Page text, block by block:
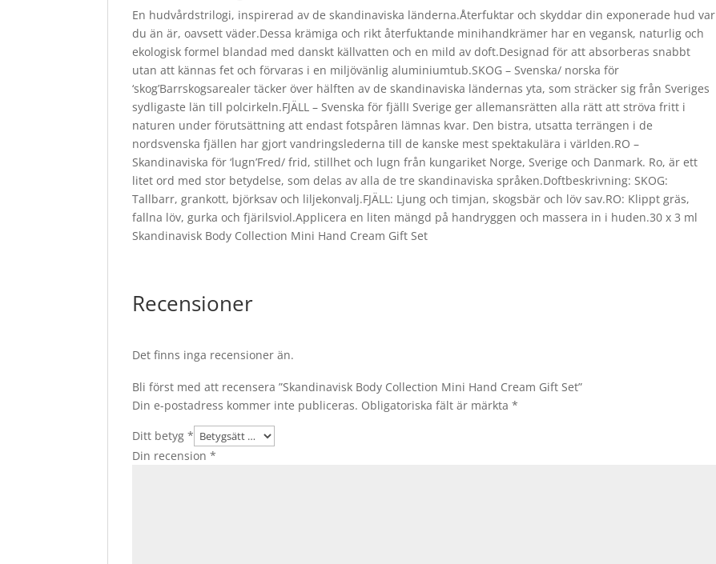
En hudvårdstrilogi, inspirerad av de skandinaviska länderna.Återfuktar och skyddar din exponerade hud var
du än är, oavsett väder.Dessa krämiga och rikt återfuktande minihandkrämer har en vegansk, naturlig och
ekologisk formel blandad med danskt källvatten och en mild av doft.Designad för att absorberas snabbt
utan att kännas fet och förvaras i en miljövänlig aluminiumtub.SKOG – Svenska/ norska för
‘skog’Barrskogsarealer täcker över hälften av de skandinaviska ländernas yta, som sträcker sig från Sveriges
sydligaste län till polcirkeln.FJÄLL – Svenska för fjällI Sverige ger allemansrätten alla rätt att ströva fritt i
naturen under förutsättning att endast fotspåren lämnas kvar. Den bistra, utsatta terrängen i de
nordsvenska fjällen har gjort vandringslederna till de kanske mest spektakulära i världen.RO –
Skandinaviska för ‘lugn’Fred/ frid, stillhet och lugn från kungariket Norge, Sverige och Danmark. Ro, är ett
litet ord med stor betydelse, som delas av alla de tre skandinaviska språken.Doftbeskrivning: SKOG:
Tallbarr, grankott, björksav och liljekonvalj.FJÄLL: Ljung och timjan, skogsbär och löv sav.RO: Klippt gräs,
fallna löv, gurka och fjärilsviol.Applicera en liten mängd på handryggen och massera in i huden.30 x 3 ml
Skandinavisk Body Collection Mini Hand Cream Gift Set
Recensioner
Det finns inga recensioner än.
Bli först med att recensera ”Skandinavisk Body Collection Mini Hand Cream Gift Set”
Din e-postadress kommer inte publiceras. Obligatoriska fält är märkta*
Ditt betyg*
Din recension*